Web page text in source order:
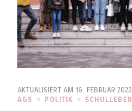
AKTUALISIERT AM 16. FEBRUAR 2022
AGS
POLITIK SCHULLEBEN